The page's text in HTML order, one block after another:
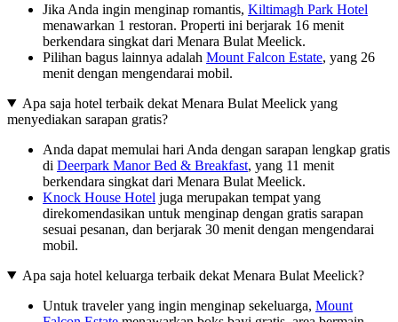
Jika Anda ingin menginap romantis, Kiltimagh Park Hotel
menawarkan 1 restoran. Properti ini berjarak 16 menit
berkendara singkat dari Menara Bulat Meelick.
Pilihan bagus lainnya adalah Mount Falcon Estate, yang 26
menit dengan mengendarai mobil.
Apa saja hotel terbaik dekat Menara Bulat Meelick yang
menyediakan sarapan gratis?
Anda dapat memulai hari Anda dengan sarapan lengkap gratis
di Deerpark Manor Bed & Breakfast, yang 11 menit
berkendara singkat dari Menara Bulat Meelick.
Knock House Hotel juga merupakan tempat yang
direkomendasikan untuk menginap dengan gratis sarapan
sesuai pesanan, dan berjarak 30 menit dengan mengendarai
mobil.
Apa saja hotel keluarga terbaik dekat Menara Bulat Meelick?
Untuk traveler yang ingin menginap sekeluarga, Mount